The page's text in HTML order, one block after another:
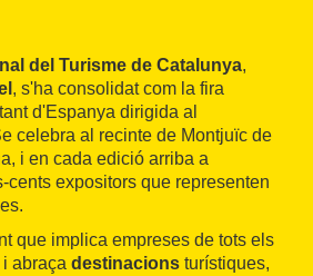
del Turisme de Catalunya,
, s'ha consolidat com la fira
d'Espanya dirigida al
celebra al recinte de Montjuïc de
i en cada edició arriba a
cents expositors que representen
que implica empreses de tots els
abraça destinacions turístiques,